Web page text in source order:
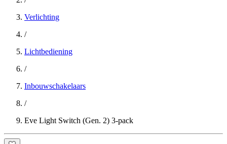
Verlichting
/
Lichtbediening
/
Inbouwschakelaars
/
Eve Light Switch (Gen. 2) 3-pack